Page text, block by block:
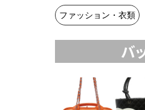
ファッション・衣類
バ